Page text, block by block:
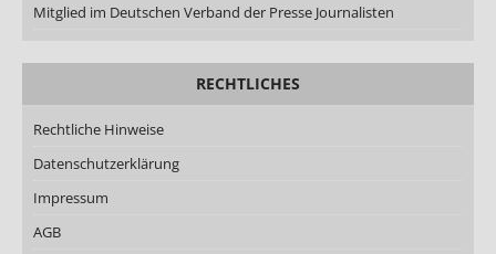
Mitglied im Deutschen Verband der Presse Journalisten
RECHTLICHES
Rechtliche Hinweise
Datenschutzerklärung
Impressum
AGB